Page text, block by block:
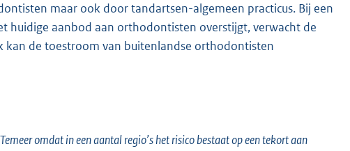
maar ook door tandartsen-algemeen practicus. Bij een
huidige aanbod aan orthodontisten overstijgt, verwacht de
kan de toestroom van buitenlandse orthodontisten
omdat in een aantal regio’s het risico bestaat op een tekort aan